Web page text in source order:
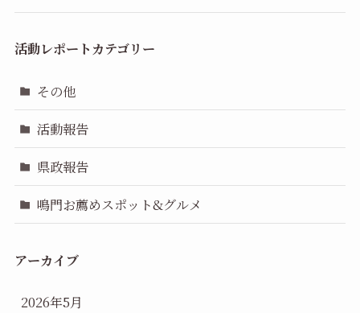
活動レポートカテゴリー
その他
活動報告
県政報告
鳴門お薦めスポット&グルメ
アーカイブ
2026年5月